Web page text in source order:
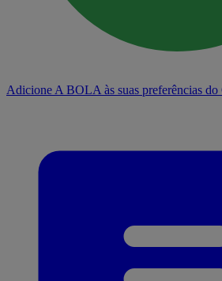
Adicione A BOLA às suas preferências do